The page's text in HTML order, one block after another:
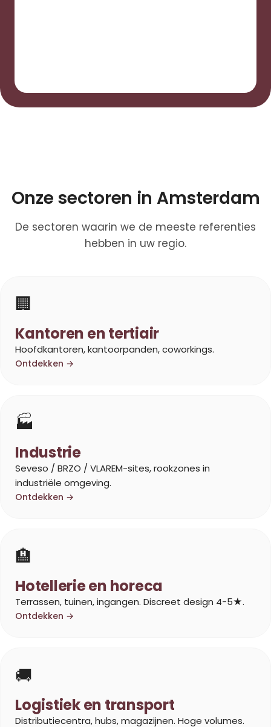
Onze sectoren in Amsterdam
De sectoren waarin we de meeste referenties
hebben in uw regio.
🏢
Kantoren en tertiair
Hoofdkantoren, kantoorpanden, coworkings.
Ontdekken →
🏭
Industrie
Seveso / BRZO / VLAREM-sites, rookzones in
industriële omgeving.
Ontdekken →
🏨
Hotellerie en horeca
Terrassen, tuinen, ingangen. Discreet design 4-5★.
Ontdekken →
🚚
Logistiek en transport
Distributiecentra, hubs, magazijnen. Hoge volumes.